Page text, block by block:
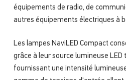
équipements de radio, de
autres équipements électriques à
Les lampes NaviLED Compact
grâce à leur source lumineuse LED
fournissant une intensité